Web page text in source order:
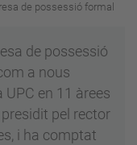
de possessió formal
de possessió
a nous
en 11 àrees
presidit pel rector
i ha comptat